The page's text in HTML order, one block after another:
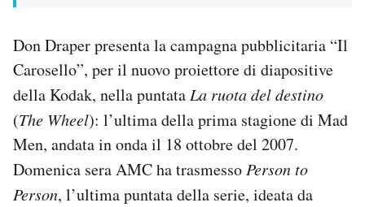
Hai bisogno di aiuto?
Esci
Don Draper presenta la campagna pubblicitaria “Il
Carosello”, per il nuovo proiettore di diapositive
della Kodak, nella puntataLa ruota del destino
(The Wheel): l’ultima della prima stagione di Mad
Men, andata in onda il 18 ottobre del 2007.
Domenica sera AMC ha trasmessoPerson to
Person, l’ultima puntata della serie, ideata da